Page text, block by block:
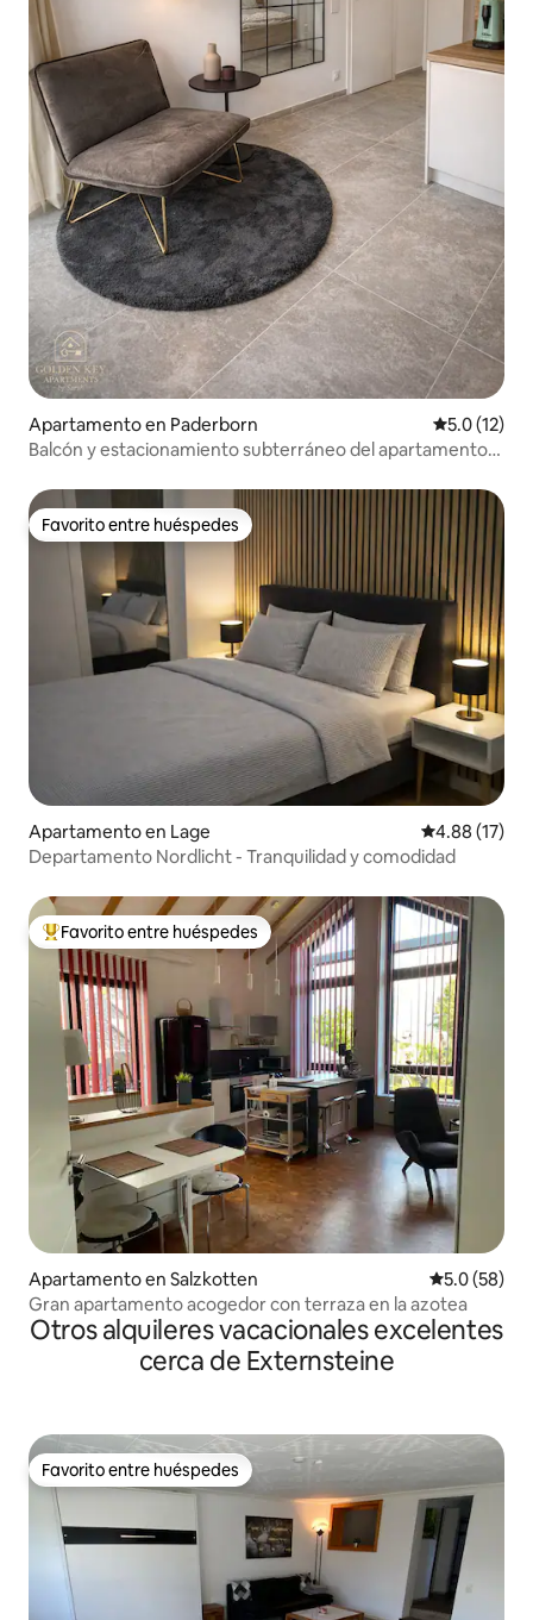
Apartamento en Paderborn Calificación
5.0 (12)
Balcón y estacionamiento subterráneo del apartamento
Favorito entre huéspedes
Favorito entre huéspedes
Apartamento en Lage Calificación
4.88 (17)
Departamento Nordlicht - Tranquilidad y comodidad
Favorito entre huéspedes preferido
Favorito entre huéspedes
Apartamento en Salzkotten Calificación
5.0 (58)
Gran apartamento acogedor con terraza en la azotea
Otros alquileres vacacionales excelentes
cerca de Externsteine
Favorito entre huéspedes
Favorito entre huéspedes